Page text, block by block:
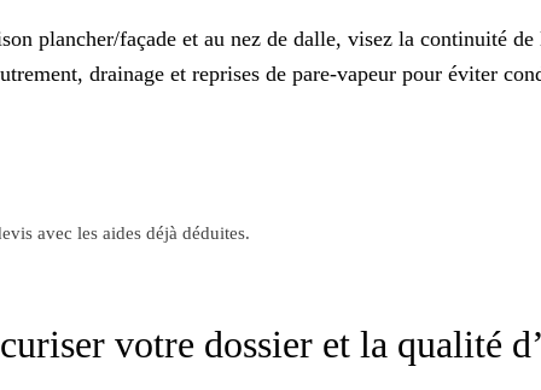
plancher/façade et au nez de dalle, visez la continuité de
drainage et reprises de pare-vapeur pour éviter
avec les aides déjà déduites.
votre dossier et la qualité